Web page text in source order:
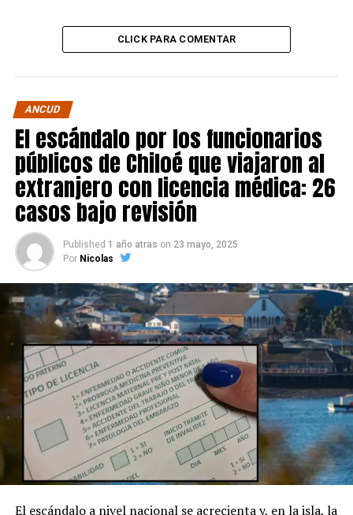
CLICK PARA COMENTAR
ANCUD
El escándalo por los funcionarios
públicos de Chiloé que viajaron al
extranjero con licencia médica: 26
casos bajo revisión
Published 1 año atras on 23 mayo, 2025
Por Nicolas
El escándalo a nivel nacional se acrecienta y, en la isla, la